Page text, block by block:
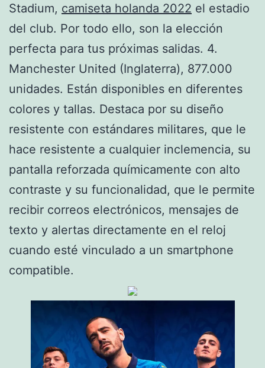
Stadium, camiseta holanda 2022 el estadio
del club. Por todo ello, son la elección
perfecta para tus próximas salidas. 4.
Manchester United (Inglaterra), 877.000
unidades. Están disponibles en diferentes
colores y tallas. Destaca por su diseño
resistente con estándares militares, que le
hace resistente a cualquier inclemencia, su
pantalla reforzada químicamente con alto
contraste y su funcionalidad, que le permite
recibir correos electrónicos, mensajes de
texto y alertas directamente en el reloj
cuando esté vinculado a un smartphone
compatible.